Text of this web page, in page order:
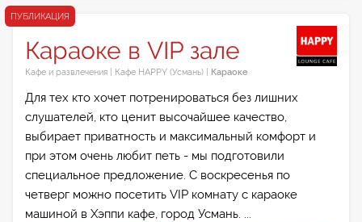
ПУБЛИКАЦИЯ
Караоке в VIP зале
Кафе и развлечения Кафе HAPPY (Усмань) Караоке
Для тех кто хочет потренироваться без лишних
слушателей, кто ценит высочайшее качество,
выбирает приватность и максимальный комфорт и
при этом очень любит петь - мы подготовили
специальное предложение. С воскресенья по
четверг можно посетить VIP комнату с караоке
машиной в Хэппи кафе, город Усмань. ...